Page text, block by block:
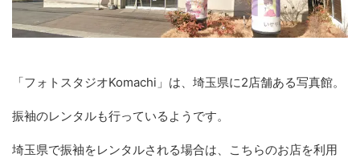
「フォトスタジオKomachi」は、埼玉県に2店舗ある写真館。
振袖のレンタルも行っているようです。
埼玉県で振袖をレンタルされる場合は、こちらのお店を利用